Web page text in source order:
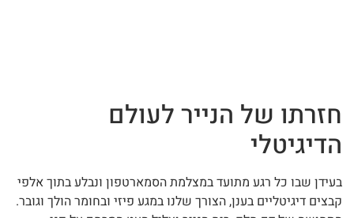
חזרתו של הנייר לעולם
הדיגיטלי
בעידן שבו כל רגע מתועד במצלמת הסמארטפון ונבלע בתוך אלפי
קבצים דיגיטליים בענן, הצורך שלנו במגע פיזי ובחומר הולך וגובר.